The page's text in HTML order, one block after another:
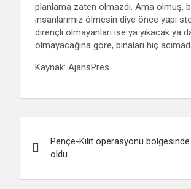
planlama zaten olmazdı. Ama olmuş,
insanlarımız ölmesin diye önce yapı
dirençli olmayanları ise ya yıkacak ya
olmayacağına göre, binaları hiç
Kaynak: AjansPres
gezinmesi
Pençe-Kilit operasyonu
oldu